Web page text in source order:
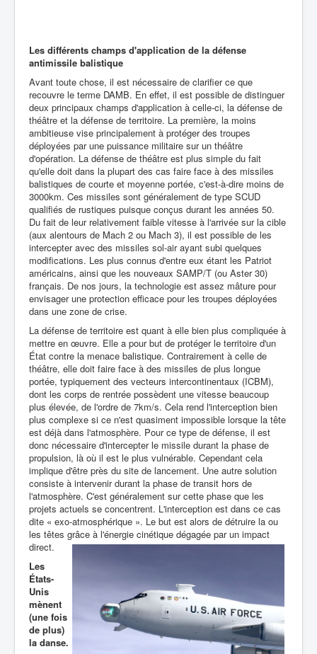
Les différents champs d'application de la défense
antimissile balistique
Avant toute chose, il est nécessaire de clarifier ce que
recouvre le terme DAMB. En effet, il est possible de distinguer
deux principaux champs d'application à celle-ci, la défense de
théâtre et la défense de territoire. La première, la moins
ambitieuse vise principalement à protéger des troupes
déployées par une puissance militaire sur un théâtre
d'opération. La défense de théâtre est plus simple du fait
qu'elle doit dans la plupart des cas faire face à des missiles
balistiques de courte et moyenne portée, c'est-à-dire moins de
3000km. Ces missiles sont généralement de type SCUD
qualifiés de rustiques puisque conçus durant les années 50.
Du fait de leur relativement faible vitesse à l'arrivée sur la cible
(aux alentours de Mach 2 ou Mach 3), il est possible de les
intercepter avec des missiles sol-air ayant subi quelques
modifications. Les plus connus d'entre eux étant les Patriot
américains, ainsi que les nouveaux SAMP/T (ou Aster 30)
français. De nos jours, la technologie est assez mâture pour
envisager une protection efficace pour les troupes déployées
dans une zone de crise.
La défense de territoire est quant à elle bien plus compliquée à
mettre en œuvre. Elle a pour but de protéger le territoire d'un
État contre la menace balistique. Contrairement à celle de
théâtre, elle doit faire face à des missiles de plus longue
portée, typiquement des vecteurs intercontinentaux (ICBM),
dont les corps de rentrée possèdent une vitesse beaucoup
plus élevée, de l'ordre de 7km/s. Cela rend l'interception bien
plus complexe si ce n'est quasiment impossible lorsque la tête
est déjà dans l'atmosphère. Pour ce type de défense, il est
donc nécessaire d'intercepter le missile durant la phase de
propulsion, là où il est le plus vulnérable. Cependant cela
implique d'être près du site de lancement. Une autre solution
consiste à intervenir durant la phase de transit hors de
l'atmosphère. C'est généralement sur cette phase que les
projets actuels se concentrent. L'interception est dans ce cas
dite « exo-atmosphérique ». Le but est alors de détruire la ou
les têtes grâce à l'énergie cinétique dégagée par un impact
direct.
Les
États-
Unis
mènent
(une fois
de plus)
la danse.